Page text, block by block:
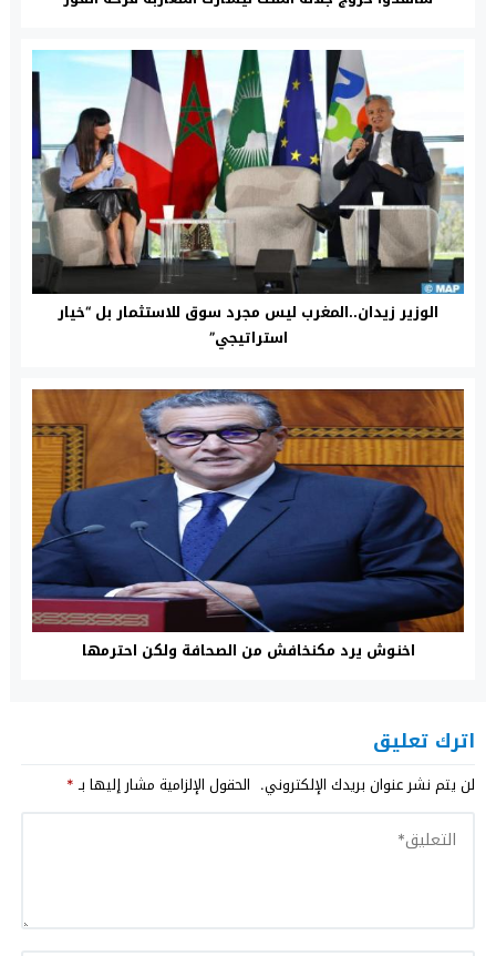
الوزير زيدان..المغرب ليس مجرد سوق للاستثمار بل “خيار
استراتيجي”
اخنوش يرد مكنخافش من الصحافة ولكن احترمها
اترك تعليق
لن يتم نشر عنوان بريدك الإلكتروني. الحقول الإلزامية مشار إليها بـ*